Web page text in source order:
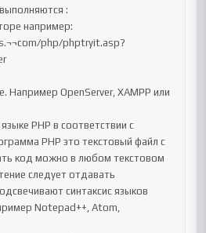
:
например:
php/phptryit.asp?
Например OpenServer, XAMPP или
PHP в соответствии с
PHP это текстовый файл с
код можно в любом текстовом
следует отдавать
синтаксис языков
Notepad++, Atom,